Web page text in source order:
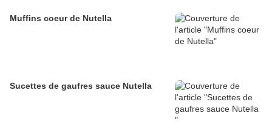
Muffins coeur de Nutella
Sucettes de gaufres sauce Nutella